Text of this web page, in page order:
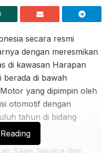
secara resmi
dengan meresmikan
di kawasan Harapan
berada di bawah
yang dipimpin oleh
otomotif dengan
tahun di bidang
Sales Service dan